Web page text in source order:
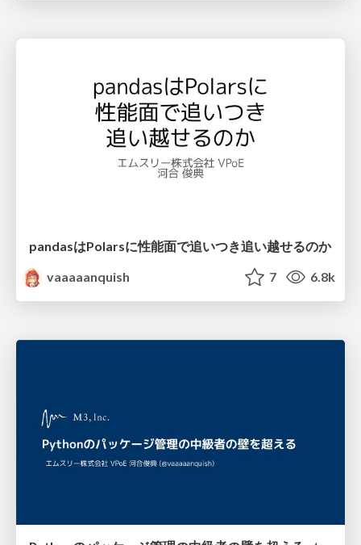
pandasはPolarsに性能面で追いつき追い越せるのか
vaaaaanquish
7 6.8k